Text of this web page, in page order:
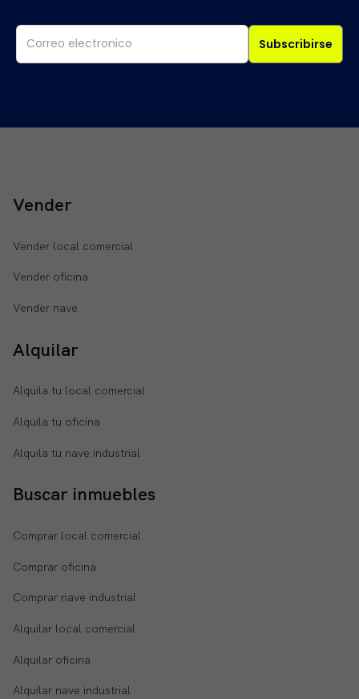
Subscribirse
Vender
Vender local comercial
Vender oficina
Vender nave
Alquilar
Alquila tu local comercial
Alquila tu oficina
Alquila tu nave industrial
Buscar inmuebles
Comprar local comercial
Comprar oficina
Comprar nave industrial
Alquilar local comercial
Alquilar oficina
Alquilar nave industrial